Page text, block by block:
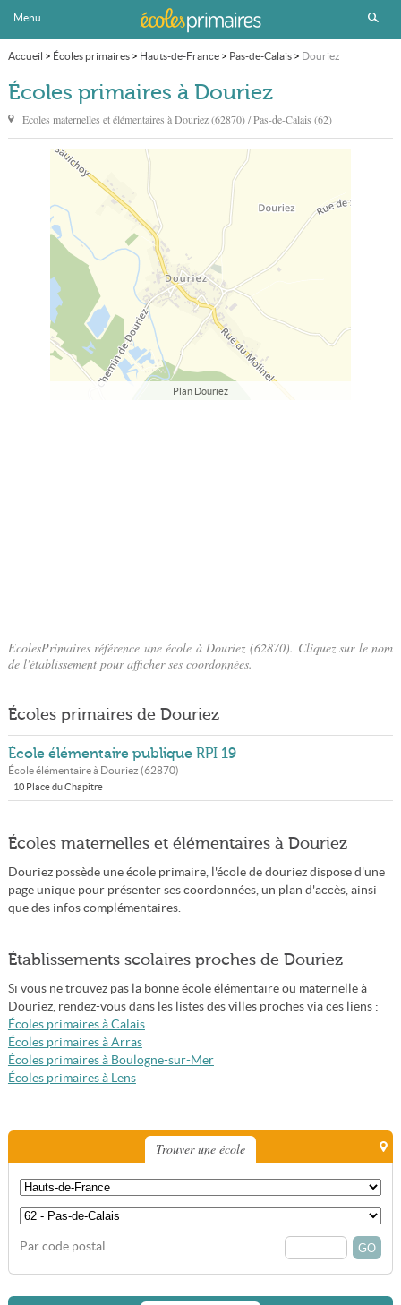
Menu
Accueil > Écoles primaires> Hauts-de-France> Pas-de-Calais> Douriez
Écoles primaires à Douriez
Écoles maternelles et élémentaires àDouriez(62870) / Pas-de-Calais (62)
Plan Douriez
EcolesPrimaires référence une école à Douriez (62870). Cliquez sur le nom
de l'établissement pour afficher ses coordonnées.
Écoles primaires de Douriez
École élémentaire publique RPI 19
École élémentaire à Douriez (62870)
10 Place du Chapitre
Écoles maternelles et élémentaires à Douriez
Douriez possède une école primaire, l'école de douriez dispose d'une
page unique pour présenter ses coordonnées, un plan d'accès, ainsi
que des infos complémentaires.
Établissements scolaires proches de Douriez
Si vous ne trouvez pas la bonne école élémentaire ou maternelle à
Douriez, rendez-vous dans les listes des villes proches via ces liens :
Écoles primaires à Calais
Écoles primaires à Arras
Écoles primaires à Boulogne-sur-Mer
Écoles primaires à Lens
Trouver une école
Par code postal